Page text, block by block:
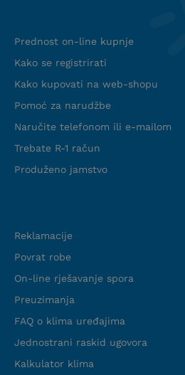
Prednost on-line kupnje
Kako se registrirati
Kako kupovati na web-shopu
Pomoć za narudžbe
Naručite telefonom ili e-mailom
Trebate R-1 račun
Produženo jamstvo
Reklamacije
Povrat robe
On-line rješavanje spora
Preuzimanja
FAQ o klima uređajima
Jednostrani raskid ugovora
Kalkulator klima